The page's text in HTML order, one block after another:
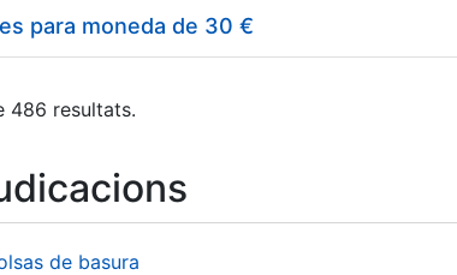
para moneda de 30 €
486 resultats.
de basura